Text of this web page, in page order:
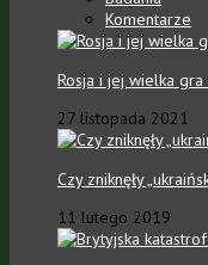
Komentarze
Rosja i jej wielka
27 listopada 2021
Czy zniknęły
11 lutego 2019